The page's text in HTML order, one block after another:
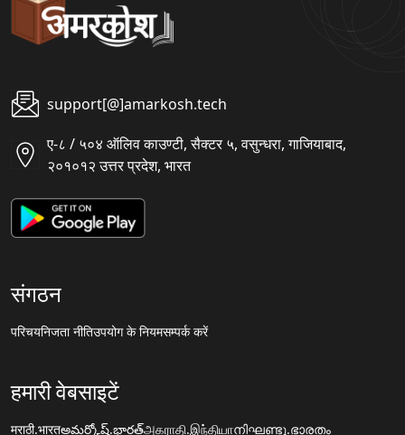
support[@]amarkosh.tech
ए-८ / ५०४ ऑलिव काउण्टी, सैक्टर ५, वसुन्धरा, गाजियाबाद,
२०१०१२ उत्तर प्रदेश, भारत
संगठन
परिचयनिजता नीतिउपयोग के नियमसम्पर्क करें
हमारी वेबसाइटें
मराठी.भारतఅమర్కోష్.భారత్அகராதி.இந்தியாനിഘണ്ടു.ഭാരതം